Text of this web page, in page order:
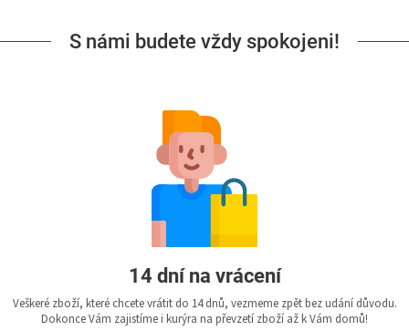
S námi budete vždy spokojeni!
14 dní na vrácení
Veškeré zboží, které chcete vrátit do 14 dnů, vezmeme zpět bez udání důvodu.
Dokonce Vám zajistíme i kurýra na převzetí zboží až k Vám domů!